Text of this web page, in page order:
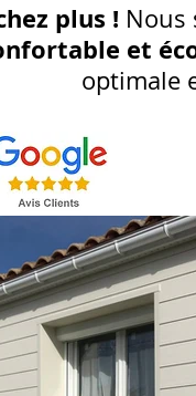
plus ! Nous
et
optimale